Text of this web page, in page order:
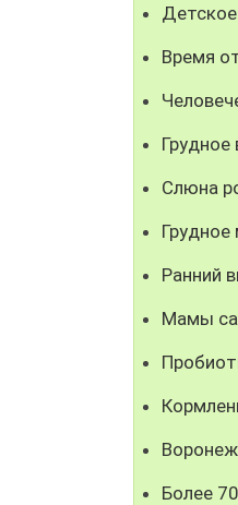
Время
Слюна
Ранний
Мамы
Более